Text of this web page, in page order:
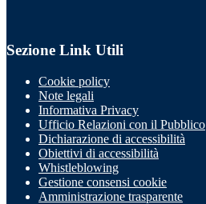
Sezione Link Utili
Cookie policy
Note legali
Informativa Privacy
Ufficio Relazioni con il Pubblico
Dichiarazione di accessibilità
Obiettivi di accessibilità
Whistleblowing
Gestione consensi cookie
Amministrazione trasparente